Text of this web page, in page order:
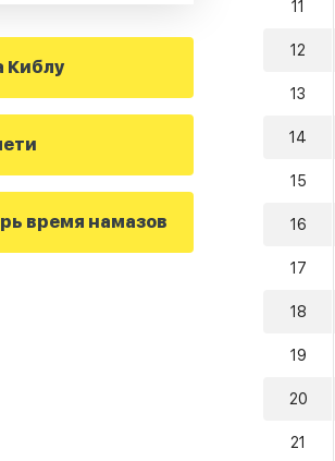
Киблу
время намазов
11
12
13
14
15
16
17
18
19
20
21